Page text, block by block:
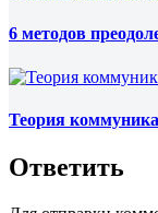
6 методов
Теория
Ответить